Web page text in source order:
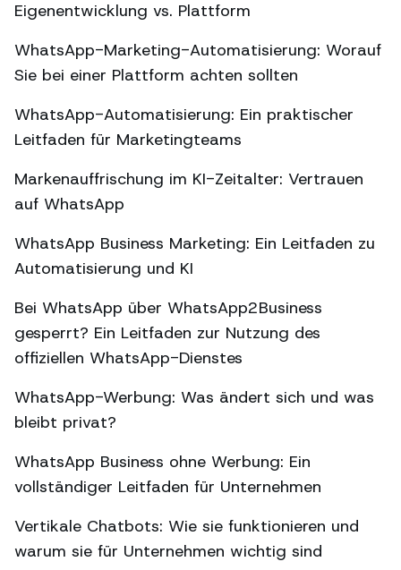
Eigenentwicklung vs. Plattform
WhatsApp-Marketing-Automatisierung: Worauf
Sie bei einer Plattform achten sollten
WhatsApp-Automatisierung: Ein praktischer
Leitfaden für Marketingteams
Markenauffrischung im KI-Zeitalter: Vertrauen
auf WhatsApp
WhatsApp Business Marketing: Ein Leitfaden zu
Automatisierung und KI
Bei WhatsApp über WhatsApp2Business
gesperrt? Ein Leitfaden zur Nutzung des
offiziellen WhatsApp-Dienstes
WhatsApp-Werbung: Was ändert sich und was
bleibt privat?
WhatsApp Business ohne Werbung: Ein
vollständiger Leitfaden für Unternehmen
Vertikale Chatbots: Wie sie funktionieren und
warum sie für Unternehmen wichtig sind